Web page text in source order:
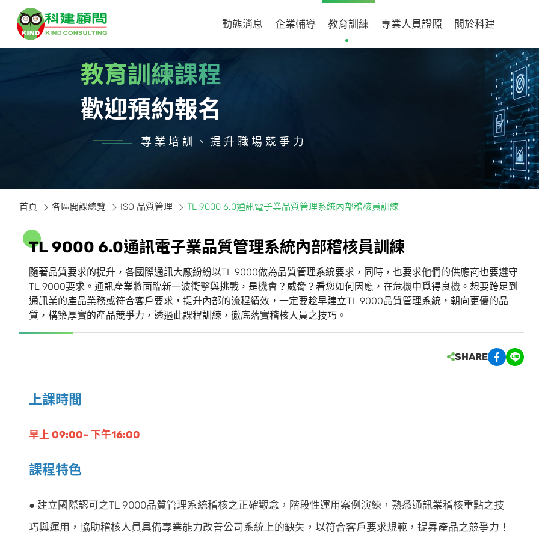
動態消息 企業輔導 教育訓練 專業人員證照 關於科建
教育訓練課程
歡迎預約報名
專業培訓、提升職場競爭力
首頁 各區開課總覽 ISO 品質管理 TL 9000 6.0通訊電子業品質管理系統內部稽核員訓練
TL 9000 6.0通訊電子業品質管理系統內部稽核員訓練
隨著品質要求的提升，各國際通訊大廠紛紛以TL 9000做為品質管理系統要求，同時，也要求他們的供應商也要遵守
TL 9000要求。通訊產業將面臨新一波衝擊與挑戰，是機會？威脅？看您如何因應，在危機中覓得良機。想要跨足到
通訊業的產品業務或符合客戶要求，提升內部的流程績效，一定要趁早建立TL 9000品質管理系統，朝向更優的品
質，構築厚實的產品競爭力，透過此課程訓練，徹底落實稽核人員之技巧。
SHARE
上課時間
早上 09:00~ 下午16:00
課程特色
● 建立國際認可之TL 9000品質管理系統稽核之正確觀念，階段性運用案例演練，熟悉通訊業稽核重點之技
巧與運用，協助稽核人員具備專業能力改善公司系統上的缺失，以符合客戶要求規範，提昇產品之競爭力！